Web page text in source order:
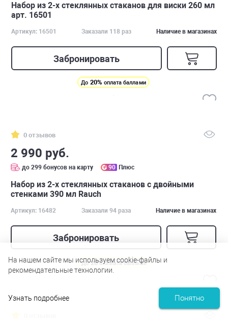
Набор из 2-х стеклянных стаканов для виски 260 мл
арт. 16501
Артикул: 16501 Заказали 118 раз Наличие в магазинах
Забронировать
До 20% оплата баллами
0 отзывов
2 990 руб.
до 299 бонусов на карту 90 Плюс
Набор из 2-х стеклянных стаканов с двойными
стенками 390 мл Rauch
Артикул: 16482 Заказали 94 раза Наличие в магазинах
Забронировать
До20%оплата баллами
На нашем сайте мы используем cookie-файлы и
рекомендательные технологии.
Узнать подробнее Понятно